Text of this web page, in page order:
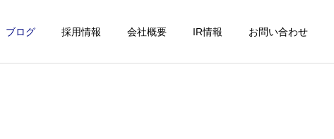
ブログ 採用情報 会社概要 IR情報 お問い合わせ